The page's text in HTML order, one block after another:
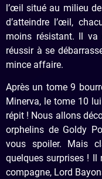
l’œil situé au milieu
d’atteindre l’œil,
moins résistant. Il
réussir à se
mince affaire.
Après un tome 9
Minerva, le tome 10
répit ! Nous allons
orphelins de Goldy
vous spoiler. Mais
quelques surprises ! Il
compagne, Lord